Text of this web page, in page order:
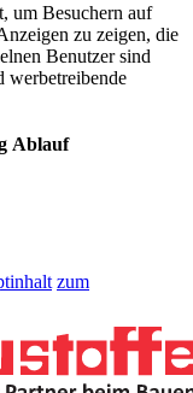
um Besuchern auf
zu zeigen, die
Benutzer sind
werbetreibende
Ablauf
zum